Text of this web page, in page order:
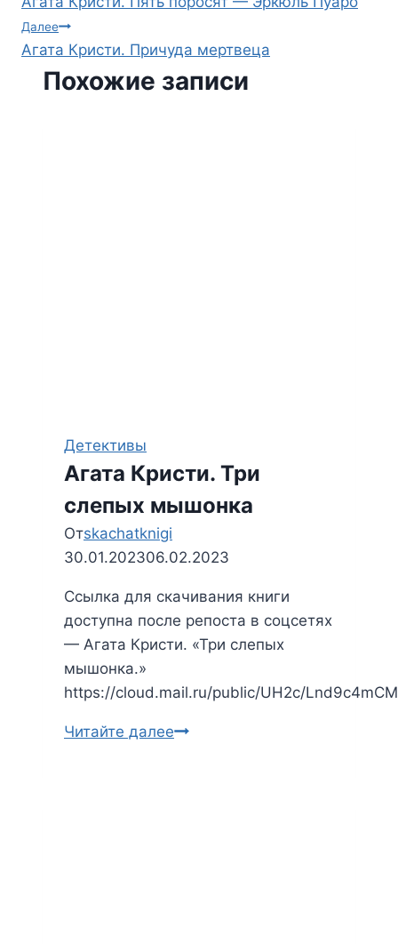
по
записям
Далее
Агата Кристи. Причуда мертвеца
Похожие записи
Детективы
Агата Кристи. Три
слепых мышонка
Отskachatknigi
30.01.202306.02.2023
Ссылка для скачивания книги
доступна после репоста в соцсетях
— Агата Кристи. «Три слепых
мышонка.»
https://cloud.mail.ru/public/UH2c/Lnd9c4mCM
Читайте далееАгата